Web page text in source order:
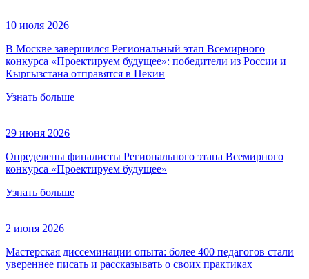
10 июля 2026
В Москве завершился Региональный этап Всемирного
конкурса «Проектируем будущее»: победители из России и
Кыргызстана отправятся в Пекин
Узнать больше
29 июня 2026
Определены финалисты Регионального этапа Всемирного
конкурса «Проектируем будущее»
Узнать больше
2 июня 2026
Мастерская диссеминации опыта: более 400 педагогов стали
увереннее писать и рассказывать о своих практиках